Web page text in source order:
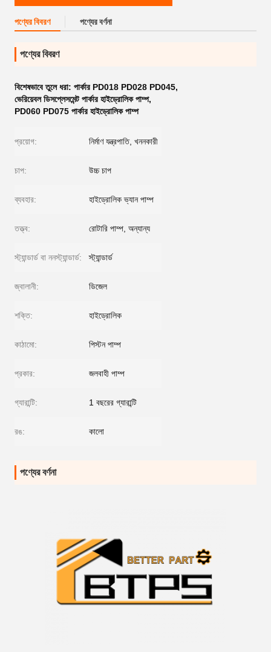
পণ্যের বিবরণ পণ্যের বর্ণনা
পণ্যের বিবরণ
বিশেষভাবে তুলে ধরা: পার্কার PD018 PD028 PD045,
ভেরিয়েবল ডিসপ্লেসমেন্ট পার্কার হাইড্রোলিক পাম্প,
PD060 PD075 পার্কার হাইড্রোলিক পাম্প
প্রয়োগ: নির্মাণ যন্ত্রপাতি, খননকারী
চাপ: উচ্চ চাপ
ব্যবহার: হাইড্রোলিক ভ্যান পাম্প
তত্ত্ব: রোটারি পাম্প, অন্যান্য
স্ট্যান্ডার্ড বা ননস্ট্যান্ডার্ড: স্ট্যান্ডার্ড
জ্বালানী: ডিজেল
শক্তি: হাইড্রোলিক
কাঠামো: পিস্টন পাম্প
প্রকার: জলবাহী পাম্প
গ্যারান্টি: 1 বছরের গ্যারান্টি
রঙ: কালো
পণ্যের বর্ণনা